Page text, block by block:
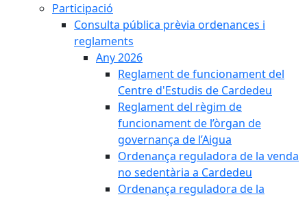
Participació
Consulta pública prèvia ordenances i
reglaments
Any 2026
Reglament de funcionament del
Centre d'Estudis de Cardedeu
Reglament del règim de
funcionament de l’òrgan de
governança de l’Aigua
Ordenança reguladora de la venda
no sedentària a Cardedeu
Ordenança reguladora de la